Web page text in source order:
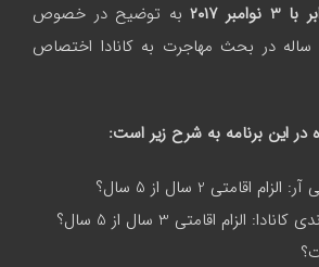
3 نوامبر ۲۰۱۷ به توضیح در خصوص
جزئیات پریودهای 5 ساله در بحث مهاجرت به کانادا اختصاص
این برنامه به شرح زیر است: